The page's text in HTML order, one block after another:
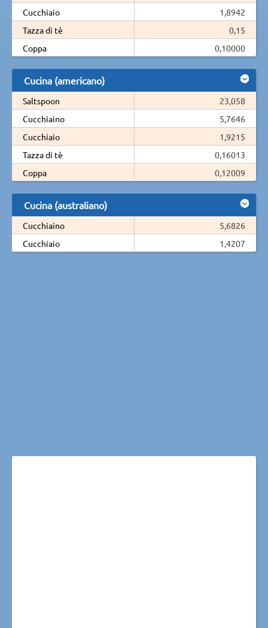
Cucchiaio
1,8942
Tazza di tè
0,15
Coppa
0,10000
Cucina (americano)
Saltspoon
23,058
Cucchiaino
5,7646
Cucchiaio
1,9215
Tazza di tè
0,16013
Coppa
0,12009
Cucina (australiano)
Cucchiaino
5,6826
Cucchiaio
1,4207